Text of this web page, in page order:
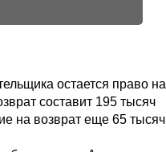
остается право на
составит 195 тысяч
на возврат еще 65 тысяч